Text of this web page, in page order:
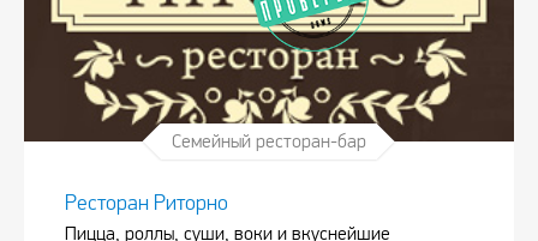
Семейный ресторан-бар
Ресторан Риторно
Пицца, роллы, суши, воки и вкуснейшие